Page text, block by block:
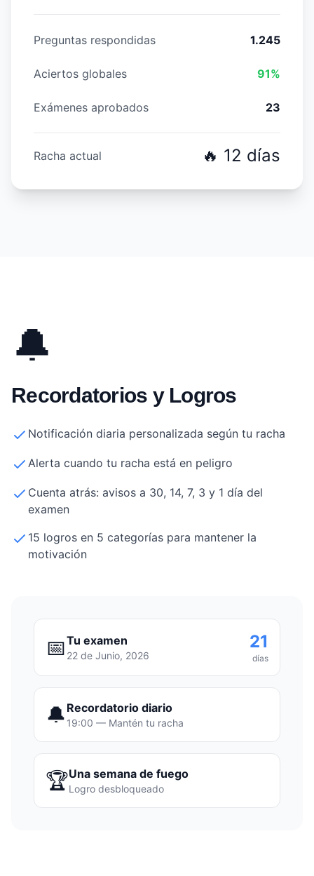
Preguntas respondidas 1.245
Aciertos globales 91%
Exámenes aprobados 23
Racha actual 🔥 12 días
📅Tu examen
22 de Junio, 2026
21
días
🔔 Recordatorio diario
19:00 — Mantén tu racha
🏆Una semana de fuego
Logro desbloqueado
🔔
Recordatorios y Logros
Notificación diaria personalizada según tu racha
Alerta cuando tu racha está en peligro
Cuenta atrás: avisos a 30, 14, 7, 3 y 1 día del
examen
15 logros en 5 categorías para mantener la
motivación